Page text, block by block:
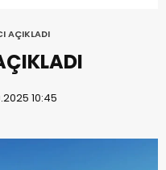
AÇIKLADI
10:45